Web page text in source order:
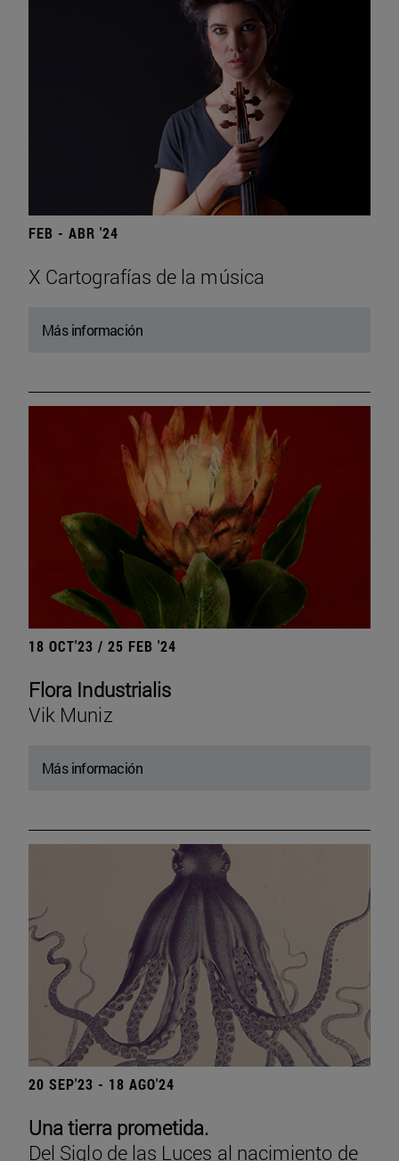
FEB - ABR '24
X Cartografías de la música
Más información
18 OCT'23 / 25 FEB '24
Flora Industrialis
Vik Muniz
Más información
20 SEP'23 - 18 AGO'24
Una tierra prometida.
Del Siglo de las Luces al nacimiento de